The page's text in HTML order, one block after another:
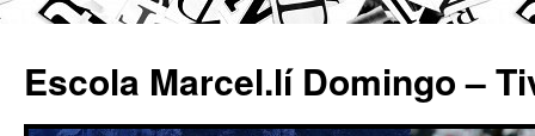
Escola Marcel.lí Domingo –